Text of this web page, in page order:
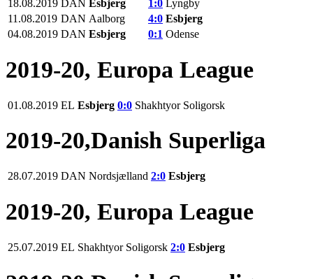
18.08.2019 DAN Esbjerg 1:0 Lyngby
11.08.2019 DAN Aalborg 4:0 Esbjerg
04.08.2019 DAN Esbjerg 0:1 Odense
2019-20, Europa League
01.08.2019 EL Esbjerg 0:0 Shakhtyor Soligorsk
2019-20,Danish Superliga
28.07.2019 DAN Nordsjælland 2:0 Esbjerg
2019-20, Europa League
25.07.2019 EL Shakhtyor Soligorsk 2:0 Esbjerg